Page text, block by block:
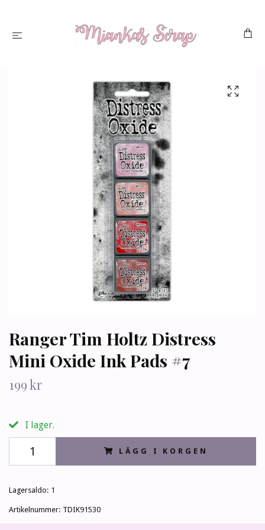
Ranger Tim Holtz Distress
Mini Oxide Ink Pads #7
199 kr
I lager.
LÄGG I KORGEN
Lagersaldo: 1
Artikelnummer: TDIK91530